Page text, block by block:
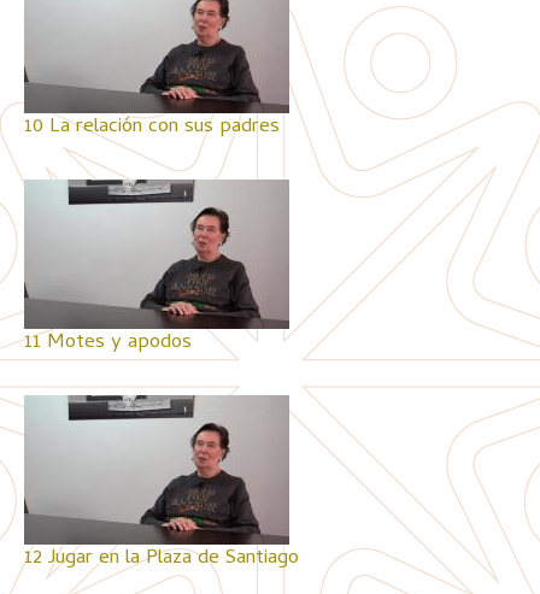
10 La relación con sus padres
11 Motes y apodos
12 Jugar en la Plaza de Santiago